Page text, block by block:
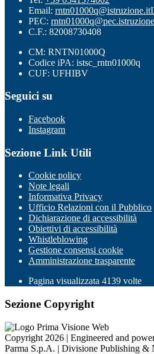
Email: rntn01000q@istruzione.it
PEC:
C.F.: 82008730408
CM: RNTN01000Q
Codice iPA: istsc_rntn01000q
CUF: UFHIBV
Seguici su
Facebook
Instagram
Sezione Link Utili
Cookie policy
Note legali
Informativa Privacy
Ufficio Relazioni con il Pubblico
Dichiarazione di accessibilità
Obiettivi di accessibilità
Whistleblowing
Gestione consensi cookie
Amministrazione trasparente
Pagina visualizzata 4139 volte
Sezione Copyright
Copyright 2026 | Engineered and
Parma S.p.A. | Divisione Publishing &